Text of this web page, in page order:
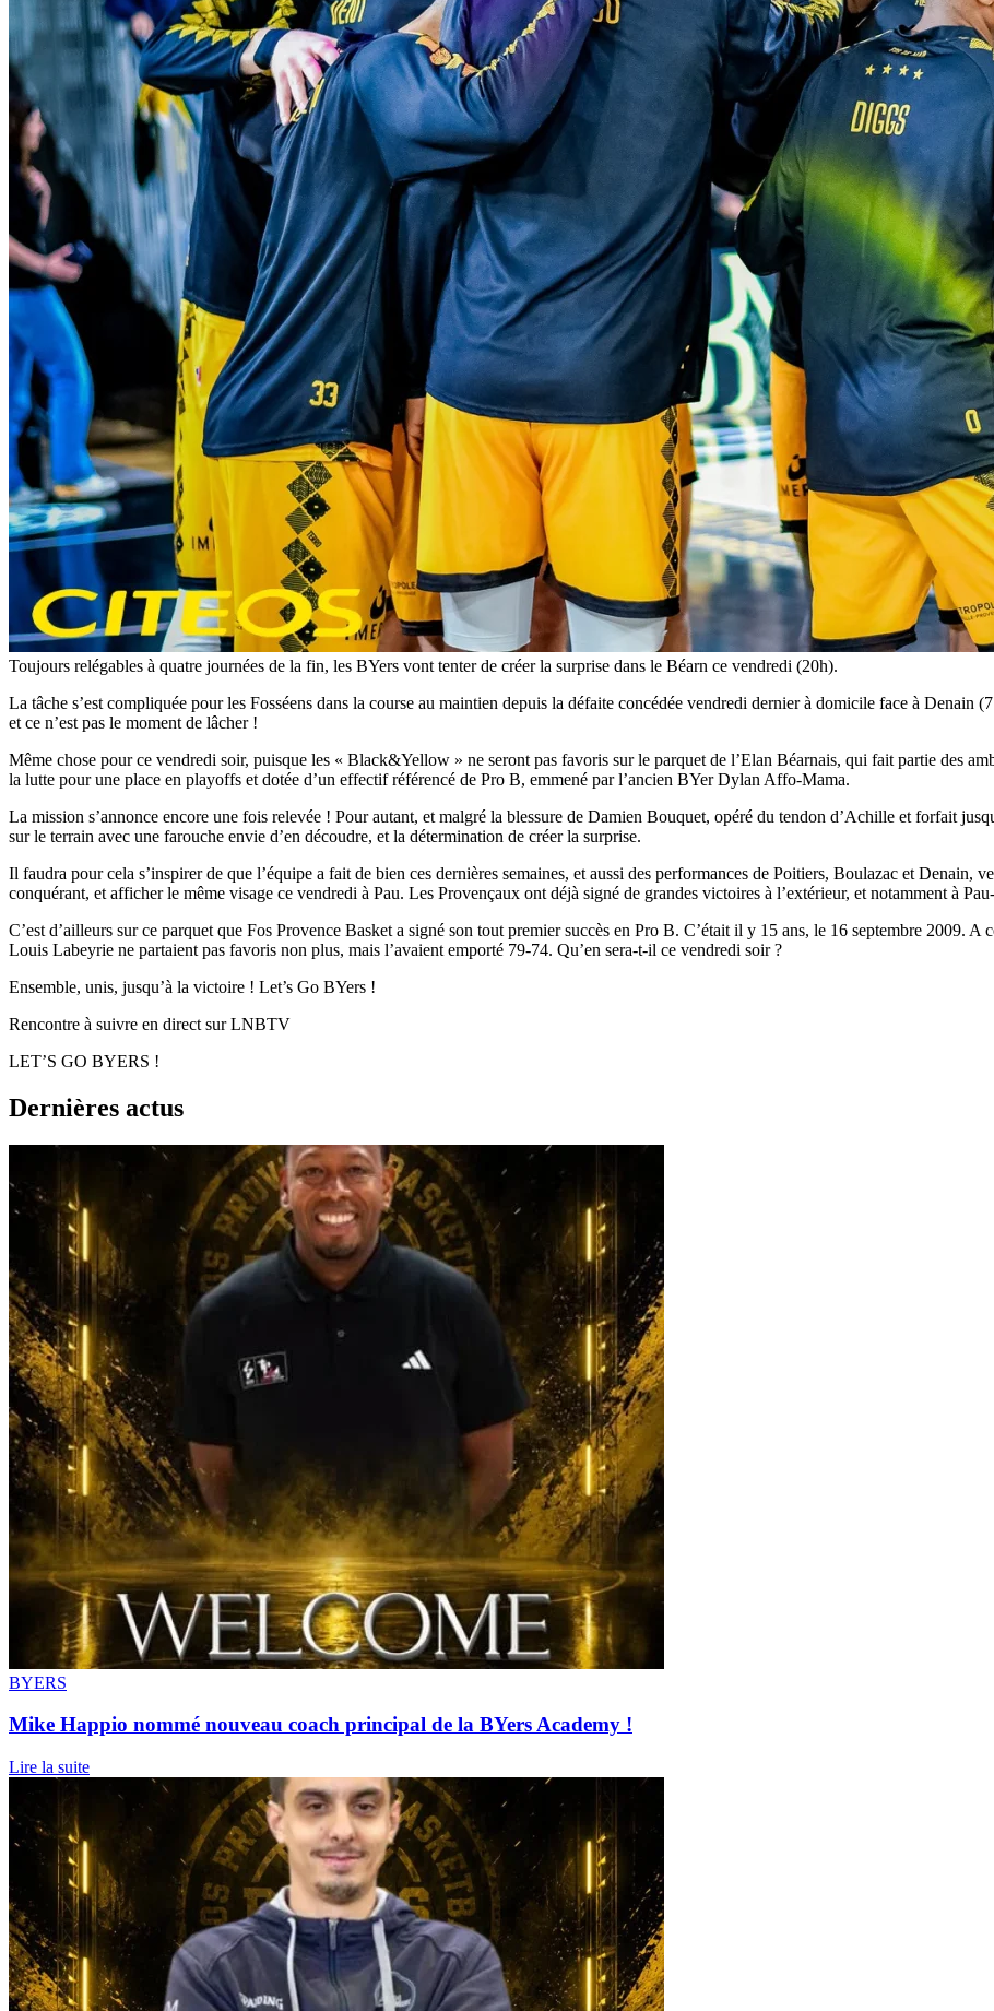
Toujours relégables à quatre journées de la fin, les BYers vont tenter de créer la surprise dans le Béarn ce vendredi (20h).
La tâche s’est compliquée pour les Fosséens dans la course au maintien depuis la défaite concédée vendredi dernier à domicile face à Denain
et ce n’est pas le moment de lâcher !
Même chose pour ce vendredi soir, puisque les « Black&Yellow » ne seront pas favoris sur le parquet de l’Elan Béarnais, qui fait partie des
la lutte pour une place en playoffs et dotée d’un effectif référencé de Pro B, emmené par l’ancien BYer Dylan Affo-Mama.
La mission s’annonce encore une fois relevée ! Pour autant, et malgré la blessure de Damien Bouquet, opéré du tendon d’Achille et forfait
sur le terrain avec une farouche envie d’en découdre, et la détermination de créer la surprise.
Il faudra pour cela s’inspirer de que l’équipe a fait de bien ces dernières semaines, et aussi des performances de Poitiers, Boulazac et Denain,
conquérant, et afficher le même visage ce vendredi à Pau. Les Provençaux ont déjà signé de grandes victoires à l’extérieur, et notamment à
C’est d’ailleurs sur ce parquet que Fos Provence Basket a signé son tout premier succès en Pro B. C’était il y 15 ans, le 16 septembre 2009.
Louis Labeyrie ne partaient pas favoris non plus, mais l’avaient emporté 79-74. Qu’en sera-t-il ce vendredi soir ?
Ensemble, unis, jusqu’à la victoire ! Let’s Go BYers !
Rencontre à suivre en direct sur LNBTV
LET’S GO BYERS !
Dernières actus
BYERS
Mike Happio nommé nouveau coach principal de la BYers Academy !
Lire la suite